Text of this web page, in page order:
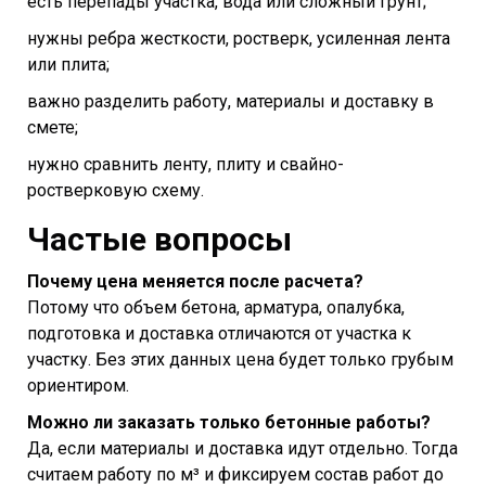
нужны ребра жесткости, ростверк, усиленная лента
или плита;
важно разделить работу, материалы и доставку в
смете;
нужно сравнить ленту, плиту и свайно-
ростверковую схему.
Частые вопросы
Почему цена меняется после расчета?
Потому что объем бетона, арматура, опалубка,
подготовка и доставка отличаются от участка к
участку. Без этих данных цена будет только грубым
ориентиром.
Можно ли заказать только бетонные работы?
Да, если материалы и доставка идут отдельно. Тогда
считаем работу по м³ и фиксируем состав работ до